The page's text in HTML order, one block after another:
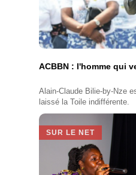
ACBBN : l'homme qui
Alain-Claude Bilie-by-Nze
laissé la Toile indifférente.
SUR LE NET